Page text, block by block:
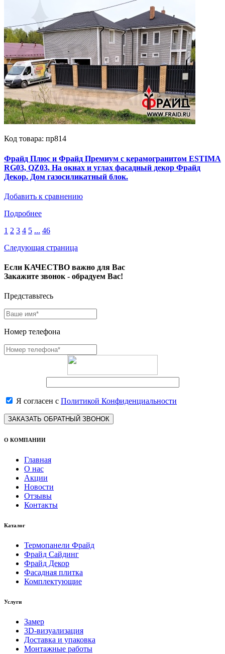
Код товара: пр814
Фрайд Плюс и Фрайд Премиум с керамогранитом ESTIMA
RG03, QZ03. На окнах и углах фасадный декор Фрайд
Декор. Дом газосиликатный блок.
Добавить к сравнению
Подробнее
1 2 3 4 5 ... 46
Следующая страница
Если КАЧЕСТВО важно для Вас
Закажите звонок - обрадуем Вас!
Представьтесь
Номер телефона
Я согласен с Политикой Конфиденциальности
ЗАКАЗАТЬ ОБРАТНЫЙ ЗВОНОК
О КОМПАНИИ
Главная
О нас
Акции
Новости
Отзывы
Контакты
Каталог
Термопанели Фрайд
Фрайд Сайдинг
Фрайд Декор
Фасадная плитка
Комплектующие
Услуги
Замер
3D-визуализация
Доставка и упаковка
Монтажные работы